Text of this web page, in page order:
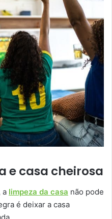
e casa cheirosa
a limpeza da casa não pode
é deixar a casa